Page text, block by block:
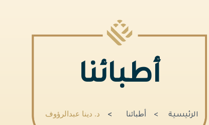
أطبائنا
الرئيسية أطبائنا د. دينا عبدالرؤوف